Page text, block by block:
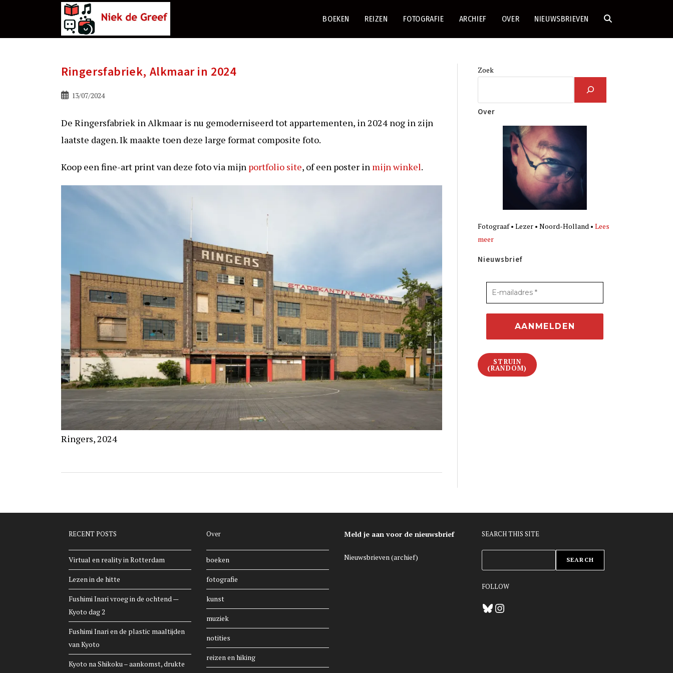
BOEKEN REIZEN FOTOGRAFIE ARCHIEF OVER NIEUWSBRIEVEN TOGGLE
Ringersfabriek, Alkmaar in 2024
Bericht13/07/2024
De Ringersfabriek in Alkmaar is nu gemoderniseerd tot appartementen, in 2024 nog in zijn
laatste dagen. Ik maakte toen deze large format composite foto.
Koop een fine-art print van deze foto via mijn portfolio site, of een poster in mijn winkel.
Ringers, 2024
Zoek
Over
Fotograaf • Lezer • Noord-Holland • Lees
meer
Nieuwsbrief
STRUIN
(RANDOM)
RECENT POSTS
Virtual en reality in Rotterdam
Lezen in de hitte
Fushimi Inari vroeg in de ochtend —
Kyoto dag 2
Fushimi Inari en de plastic maaltijden
van Kyoto
Kyoto na Shikoku – aankomst, drukte
Over
boeken
fotografie
kunst
muziek
notities
reizen en hiking
Meld je aan voor de nieuwsbrief
Nieuwsbrieven (archief)
SEARCH THIS SITE
SEARCH
FOLLOW
BlueskyInstagram